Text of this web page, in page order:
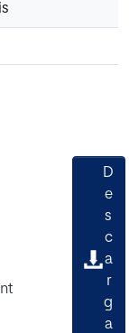
D
e
s
c
a
r
g
a